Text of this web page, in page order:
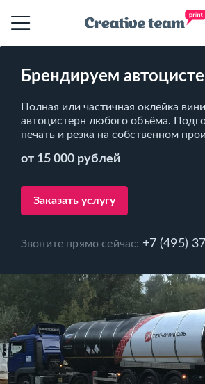
Брендируем
Полная или частичная оклейка
автоцистерн любого объёма.
печать и резка на собственном
от 15 000 рублей
Заказать услугу
Звоните прямо сейчас: +7 (495)